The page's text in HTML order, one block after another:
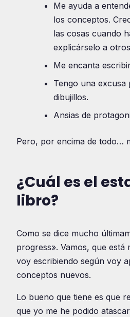
Me ayuda a
los conceptos.
las cosas cuando
explicárselo a
Me encanta
Tengo una excusa
dibujillos.
Ansias de
Pero, por encima de todo…
¿Cuál es el
libro?
Como se dice mucho
progress». Vamos, que está
voy escribiendo según voy
conceptos nuevos.
Lo bueno que tiene es que
que yo me he podido